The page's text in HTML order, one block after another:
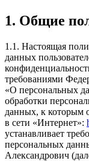
1. Общие
1.1. Настоящая
данных
требованиями
«О персональных
обработки
данных, к которым
в сети «Интернет»:
устанавливает
персональных
Александрович